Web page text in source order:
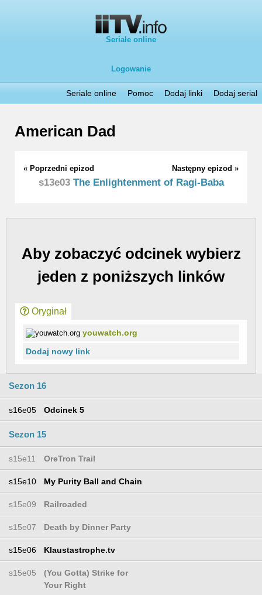
Seriale online
Logowanie
Seriale online Pomoc Dodaj linki Dodaj serial
American Dad
« Poprzedni epizod Następny epizod »
s13e03The Enlightenment of Ragi-Baba
Aby zobaczyć odcinek wybierz
jeden z poniższych linków
Oryginał
youwatch.org
Dodaj nowy link
Sezon 16
s16e05 Odcinek 5
Sezon 15
s15e11 OreTron Trail
s15e10 My Purity Ball and Chain
s15e09 Railroaded
s15e07 Death by Dinner Party
s15e06 Klaustastrophe.tv
s15e05
(You Gotta) Strike for
Your Right